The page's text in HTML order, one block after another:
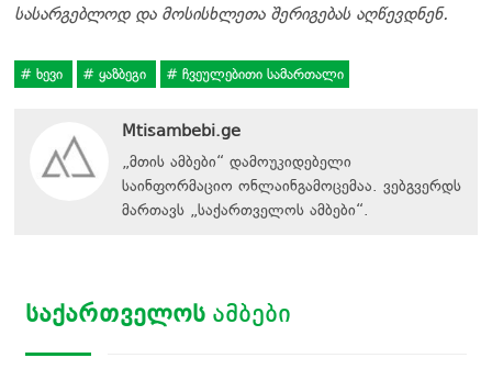
სასარგებლოდ და მოსისხლეთა შერიგებას აღწევდნენ.
ხევი ყაზბეგი ჩვეულებითი სამართალი
Mtisambebi.ge
„მთის ამბები“ დამოუკიდებელი
საინფორმაციო ონლაინგამოცემაა. ვებგვერდს
მართავს „საქართველოს ამბები“.
ᲡᲐᲥᲐᲠᲗᲕᲔᲚᲝᲡ ᲐᲛᲑᲔᲑᲘ